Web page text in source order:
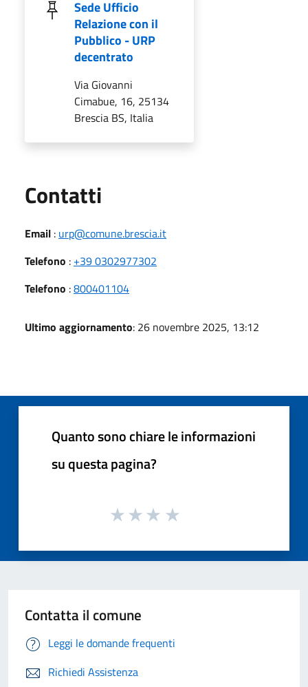
Sede Ufficio
Relazione con il
Pubblico - URP
decentrato
Via Giovanni
Cimabue, 16, 25134
Brescia BS, Italia
Contatti
Email : urp@comune.brescia.it
Telefono : +39 0302977302
Telefono :800401104
Ultimo aggiornamento: 26 novembre 2025, 13:12
Quanto sono chiare le informazioni
su questa pagina?
Contatta il comune
Leggi le domande frequenti
Richiedi Assistenza